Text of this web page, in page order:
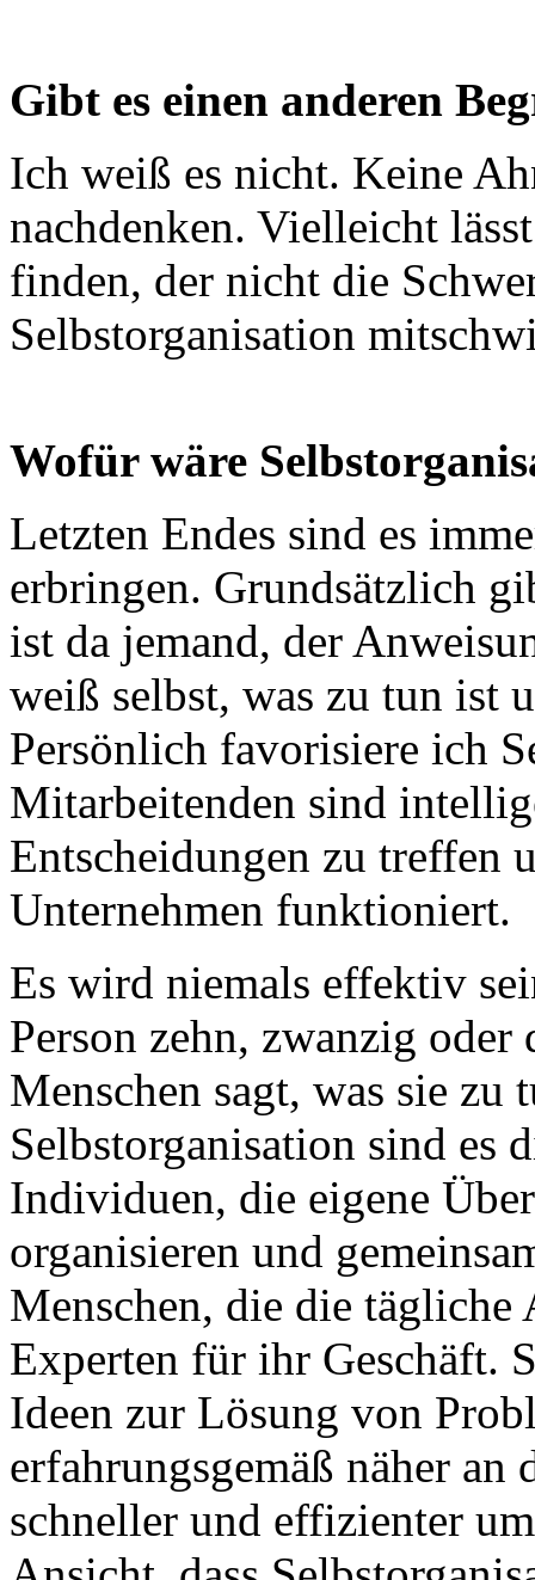
Gibt es einen anderen
Ich weiß es nicht. Keine
nachdenken. Vielleicht
finden, der nicht die
Selbstorganisation
Wofür wäre
Letzten Endes sind es
erbringen. Grundsätzlich
ist da jemand, der
weiß selbst, was zu tun ist
Persönlich favorisiere ich
Mitarbeitenden sind
Entscheidungen zu treffen
Unternehmen funktioniert.
Es wird niemals effektiv
Person zehn, zwanzig
Menschen sagt, was sie zu
Selbstorganisation sind es
Individuen, die eigene
organisieren und
Menschen, die die
Experten für ihr Geschäft.
Ideen zur Lösung von
erfahrungsgemäß näher
schneller und effizienter